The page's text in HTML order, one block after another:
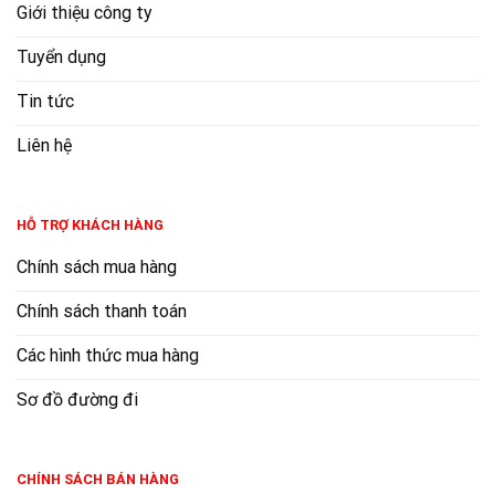
Giới thiệu công ty
Tuyển dụng
Tin tức
Liên hệ
HỖ TRỢ KHÁCH HÀNG
Chính sách mua hàng
Chính sách thanh toán
Các hình thức mua hàng
Sơ đồ đường đi
CHÍNH SÁCH BÁN HÀNG